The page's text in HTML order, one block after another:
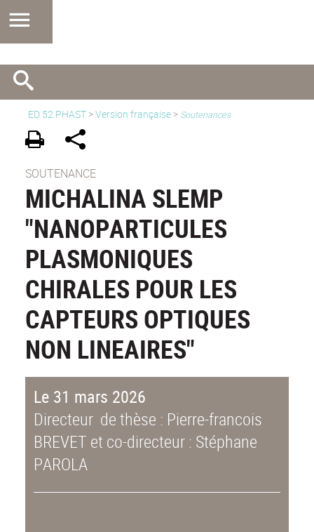
ED 52 PHAST >Version française > Soutenances
SOUTENANCE
MICHALINA SLEMP
"NANOPARTICULES
PLASMONIQUES
CHIRALES POUR LES
CAPTEURS OPTIQUES
NON LINEAIRES"
Le 31 mars 2026
Directeur de thèse : Pierre-francois
BREVET et co-directeur : Stéphane
PAROLA